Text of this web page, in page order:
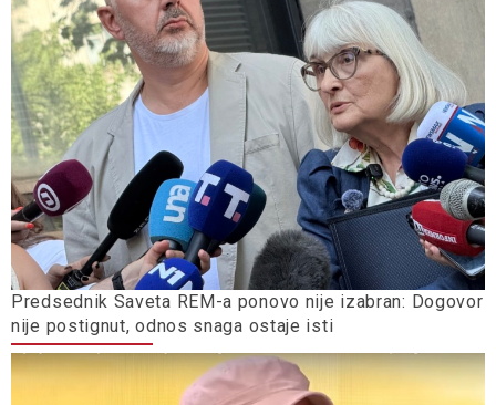
Predsednik Saveta REM-a ponovo nije izabran: Dogovor
nije postignut, odnos snaga ostaje isti